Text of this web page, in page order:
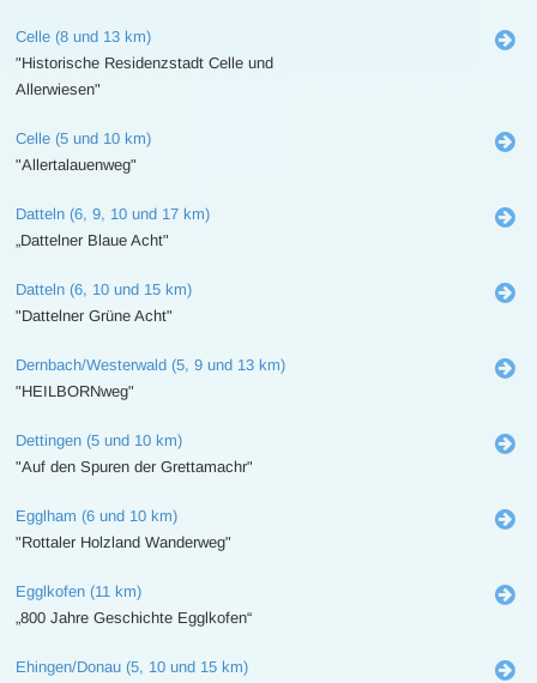
Celle (8 und 13 km)
"Historische Residenzstadt Celle und
Allerwiesen"
Celle (5 und 10 km)
"Allertalauenweg"
Datteln (6, 9, 10 und 17 km)
„Dattelner Blaue Acht"
Datteln (6, 10 und 15 km)
"Dattelner Grüne Acht"
Dernbach/Westerwald (5, 9 und 13 km)
"HEILBORNweg"
Dettingen (5 und 10 km)
"Auf den Spuren der Grettamachr"
Egglham (6 und 10 km)
"Rottaler Holzland Wanderweg"
Egglkofen (11 km)
„800 Jahre Geschichte Egglkofen“
Ehingen/Donau (5, 10 und 15 km)